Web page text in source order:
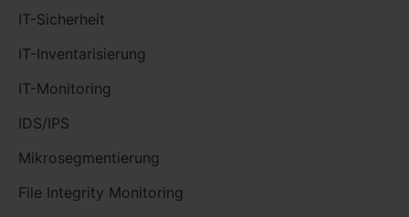
IT-Sicherheit
IT-Inventarisierung
IT-Monitoring
IDS/IPS
Mikrosegmentierung
File Integrity Monitoring